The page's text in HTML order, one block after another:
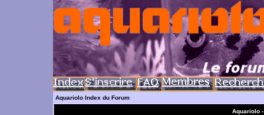
Aquariolo Index du Forum
Aquariolo